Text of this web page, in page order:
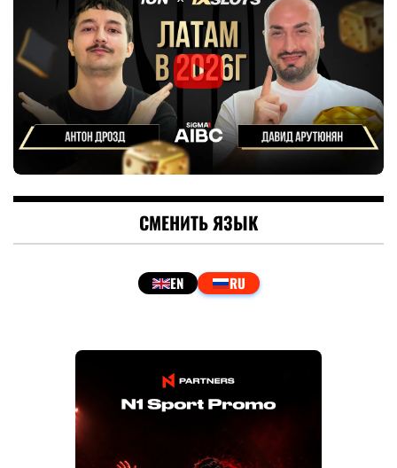
СМЕНИТЬ ЯЗЫК